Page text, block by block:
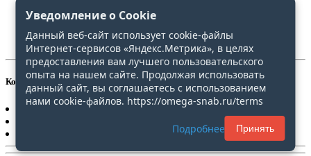
Сравнение
Контакты
+7(4212)20-30-31
Уведомление о Cookie
Данный веб-сайт использует cookie-файлы
Интернет-сервисов «Яндекс.Метрика», в целях
предоставления вам лучшего пользовательского
опыта на нашем сайте. Продолжая использовать
данный сайт, вы соглашаетесь с использованием
нами cookie-файлов. https://omega-snab.ru/terms
Подробнее Принять